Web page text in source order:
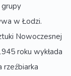
grupy
w Łodzi.
Nowoczesnej
roku wykłada
rzeźbiarka